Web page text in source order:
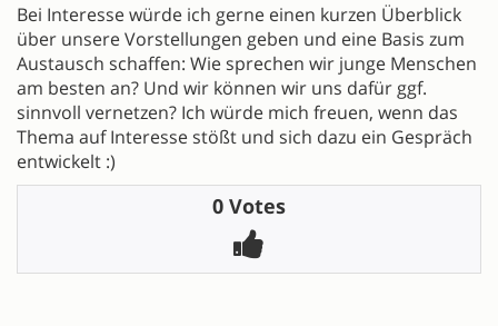
Bei Interesse würde ich gerne einen kurzen Überblick
über unsere Vorstellungen geben und eine Basis zum
Austausch schaffen: Wie sprechen wir junge Menschen
am besten an? Und wir können wir uns dafür ggf.
sinnvoll vernetzen? Ich würde mich freuen, wenn das
Thema auf Interesse stößt und sich dazu ein Gespräch
entwickelt :)
0 Votes